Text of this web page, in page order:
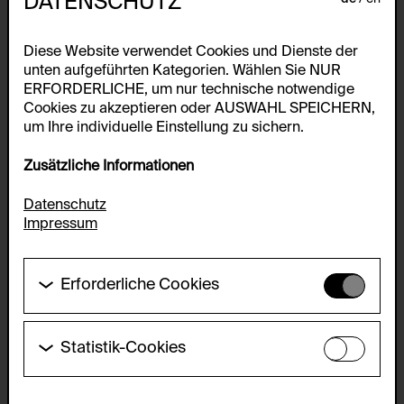
Diese Website verwendet Cookies und Dienste der
unten aufgeführten Kategorien. Wählen Sie NUR
ERFORDERLICHE, um nur technische notwendige
Cookies zu akzeptieren oder AUSWAHL SPEICHERN,
um Ihre individuelle Einstellung zu sichern.
Zusätzliche Informationen
Datenschutz
Impressum
Erforderliche Cookies
Grundfunktionalität dieser Website zu ermöglichen.
Diese Cookies können daher nicht deaktiviert
werden.
Statistik-Cookies